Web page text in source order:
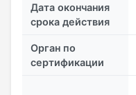
Дата окончания
срока действия
Орган по
сертификации